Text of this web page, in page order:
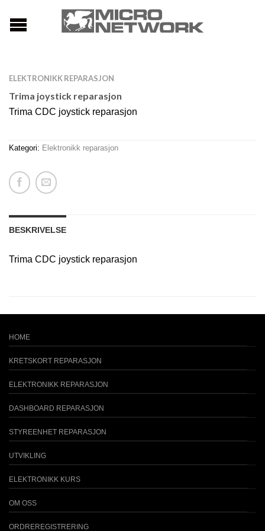
ELEKTRONIKK REPARASJON
Trima joystick reparasjon
Trima CDC joystick reparasjon
Kategori: Elektronikk reparasjon
BESKRIVELSE
Trima CDC joystick reparasjon
HOME
KRETSKORT REPARASJON
ELEKTRONIKK REPARASJON
DASHBOARD REPARASJON
STYREENHET REPARASJON
UTVIKLING
ELEKTRONIKK KURS
OM OSS
ORDREREGISTRERING